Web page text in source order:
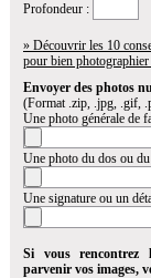
Profondeur :
» Découvrir les 10
pour bien
Envoyer des photos
(Format .zip, .jpg, .gif,
Une photo générale de
Une photo du dos ou
Une signature ou un
Si vous
parvenir vos images,